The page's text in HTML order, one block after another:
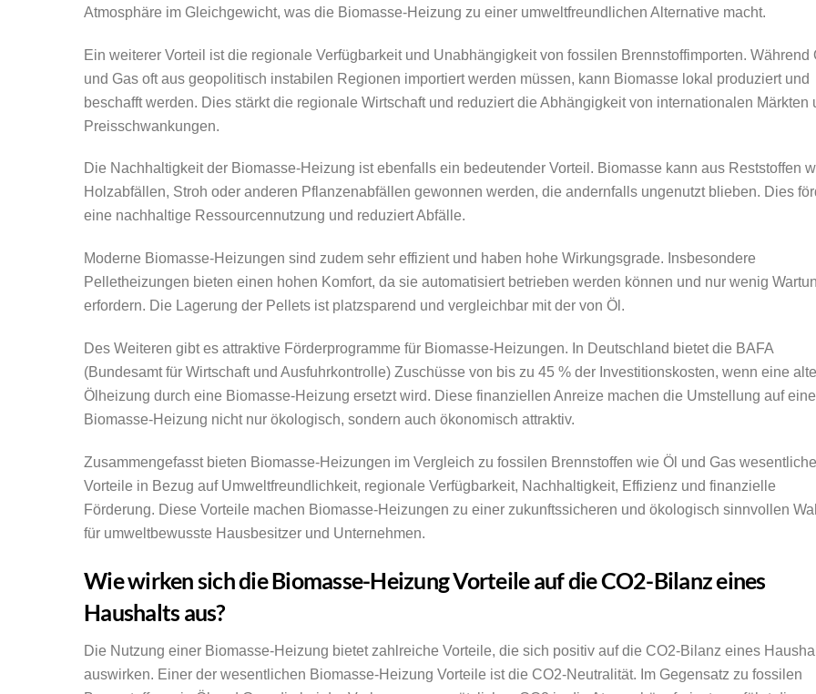
Atmosphäre im Gleichgewicht, was die Biomasse-Heizung zu einer umweltfreundlichen Alternative macht.
Ein weiterer Vorteil ist die regionale Verfügbarkeit und Unabhängigkeit von fossilen Brennstoffimporten. Während
und Gas oft aus geopolitisch instabilen Regionen importiert werden müssen, kann Biomasse lokal produziert und
beschafft werden. Dies stärkt die regionale Wirtschaft und reduziert die Abhängigkeit von internationalen Märkten
Preisschwankungen.
Die Nachhaltigkeit der Biomasse-Heizung ist ebenfalls ein bedeutender Vorteil. Biomasse kann aus Reststoffen
Holzabfällen, Stroh oder anderen Pflanzenabfällen gewonnen werden, die andernfalls ungenutzt blieben. Dies
eine nachhaltige Ressourcennutzung und reduziert Abfälle.
Moderne Biomasse-Heizungen sind zudem sehr effizient und haben hohe Wirkungsgrade. Insbesondere
Pelletheizungen bieten einen hohen Komfort, da sie automatisiert betrieben werden können und nur wenig
erfordern. Die Lagerung der Pellets ist platzsparend und vergleichbar mit der von Öl.
Des Weiteren gibt es attraktive Förderprogramme für Biomasse-Heizungen. In Deutschland bietet die BAFA
(Bundesamt für Wirtschaft und Ausfuhrkontrolle) Zuschüsse von bis zu 45 % der Investitionskosten, wenn eine alte
Ölheizung durch eine Biomasse-Heizung ersetzt wird. Diese finanziellen Anreize machen die Umstellung auf eine
Biomasse-Heizung nicht nur ökologisch, sondern auch ökonomisch attraktiv.
Zusammengefasst bieten Biomasse-Heizungen im Vergleich zu fossilen Brennstoffen wie Öl und Gas wesentliche
Vorteile in Bezug auf Umweltfreundlichkeit, regionale Verfügbarkeit, Nachhaltigkeit, Effizienz und finanzielle
Förderung. Diese Vorteile machen Biomasse-Heizungen zu einer zukunftssicheren und ökologisch sinnvollen
für umweltbewusste Hausbesitzer und Unternehmen.
Wie wirken sich die Biomasse-Heizung Vorteile auf die CO2-Bilanz eines
Haushalts aus?
Die Nutzung einer Biomasse-Heizung bietet zahlreiche Vorteile, die sich positiv auf die CO2-Bilanz eines
auswirken. Einer der wesentlichen Biomasse-Heizung Vorteile ist die CO2-Neutralität. Im Gegensatz zu fossilen